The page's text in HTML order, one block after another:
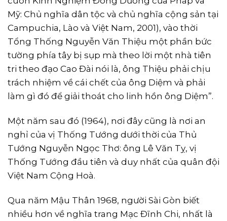
Mỹ: Chủ nghĩa dân tộc và chủ nghĩa cộng sản tại
Campuchia, Lào và Việt Nam, 2001), vào thời
Tổng Thống Nguyễn Văn Thiệu một phần bức
tường phía tây bị sụp mà theo lời một nhà tiên
tri theo đạo Cao Ðài nói là, ông Thiệu phải chịu
trách nhiệm về cái chết của ông Diệm và phải
làm gì đó để giải thoát cho linh hồn ông Diệm”.
Một năm sau đó (1964), nơi đây cũng là nơi an
nghỉ của vị Thống Tướng dưới thời của Thủ
Tướng Nguyễn Ngọc Thơ: ông Lê Văn Tỵ, vị
Thống Tướng đầu tiên và duy nhất của quân đội
Việt Nam Cộng Hoà.
Qua năm Mậu Thân 1968, người Sài Gòn biết
nhiều hơn về nghĩa trang Mạc Ðĩnh Chi, nhất là